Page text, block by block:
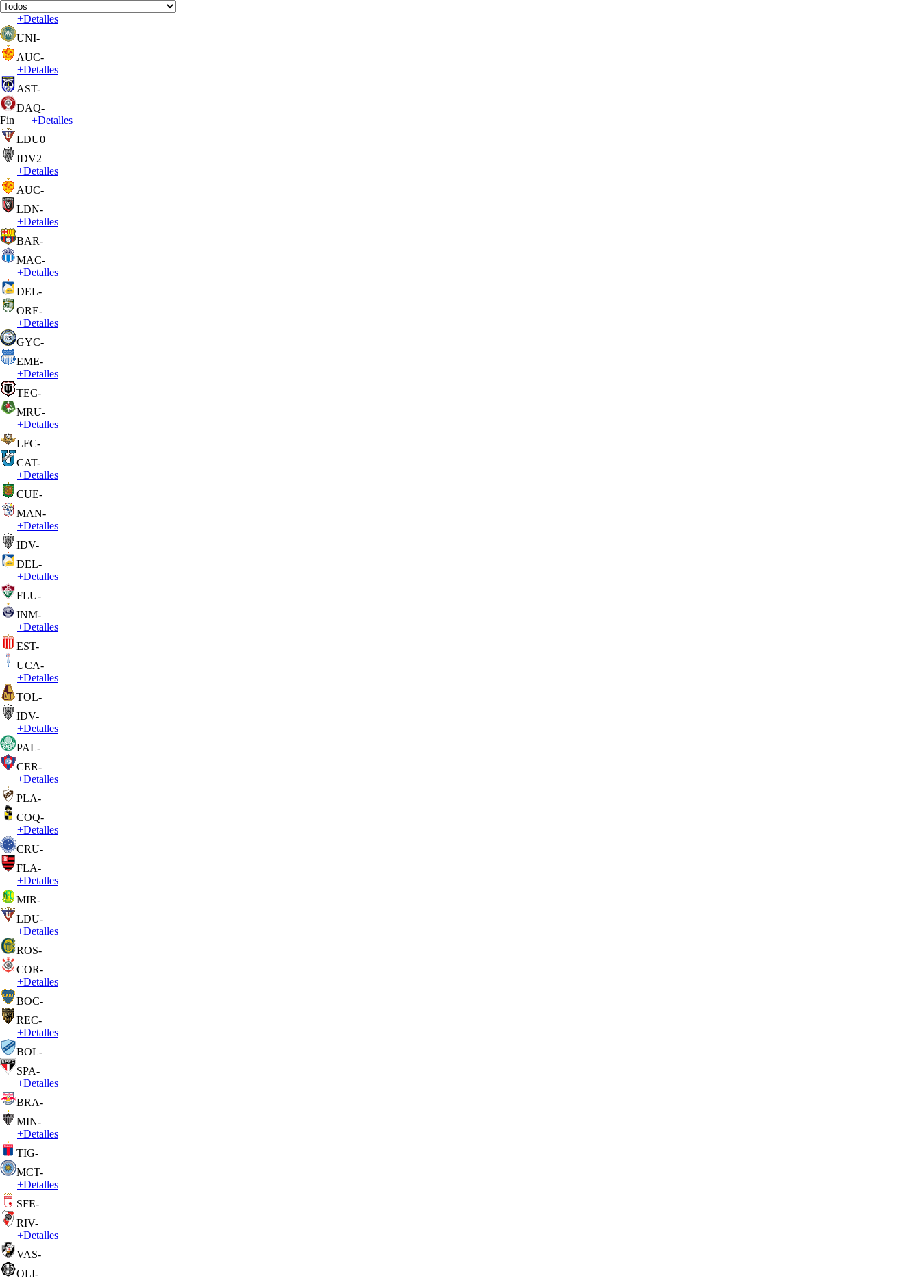
+Detalles
UNI-
AUC-
+Detalles
AST-
DAQ-
Fin
+Detalles
LDU0
IDV2
+Detalles
AUC-
LDN-
+Detalles
BAR-
MAC-
+Detalles
DEL-
ORE-
+Detalles
GYC-
EME-
+Detalles
TEC-
MRU-
+Detalles
LFC-
CAT-
+Detalles
CUE-
MAN-
+Detalles
IDV-
DEL-
+Detalles
FLU-
INM-
+Detalles
EST-
UCA-
+Detalles
TOL-
IDV-
+Detalles
PAL-
CER-
+Detalles
PLA-
COQ-
+Detalles
CRU-
FLA-
+Detalles
MIR-
LDU-
+Detalles
ROS-
COR-
+Detalles
BOC-
REC-
+Detalles
BOL-
SPA-
+Detalles
BRA-
MIN-
+Detalles
TIG-
MCT-
+Detalles
SFE-
RIV-
+Detalles
VAS-
OLI-